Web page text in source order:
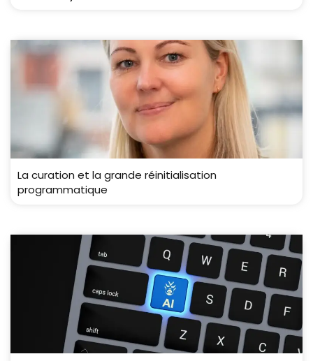
La curation et la grande réinitialisation
programmatique